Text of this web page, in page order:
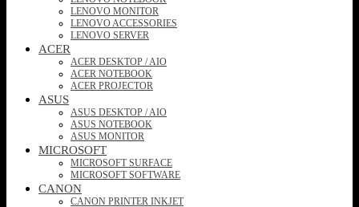
LENOVO MONITOR
LENOVO ACCESSORIES
LENOVO SERVER
ACER
ACER DESKTOP / AIO
ACER NOTEBOOK
ACER PROJECTOR
ASUS
ASUS DESKTOP / AIO
ASUS NOTEBOOK
ASUS MONITOR
MICROSOFT
MICROSOFT SURFACE
MICROSOFT SOFTWARE
CANON
CANON PRINTER INKJET